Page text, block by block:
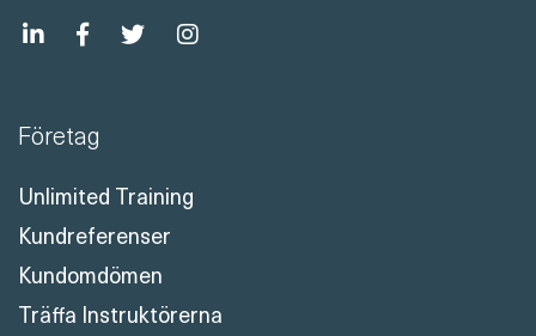
Företag
Unlimited Training
Kundreferenser
Kundomdömen
Träffa Instruktörerna